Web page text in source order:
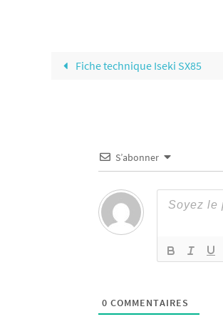
Fiche technique Iseki SX85
S’abonner
0 COMMENTAIRES